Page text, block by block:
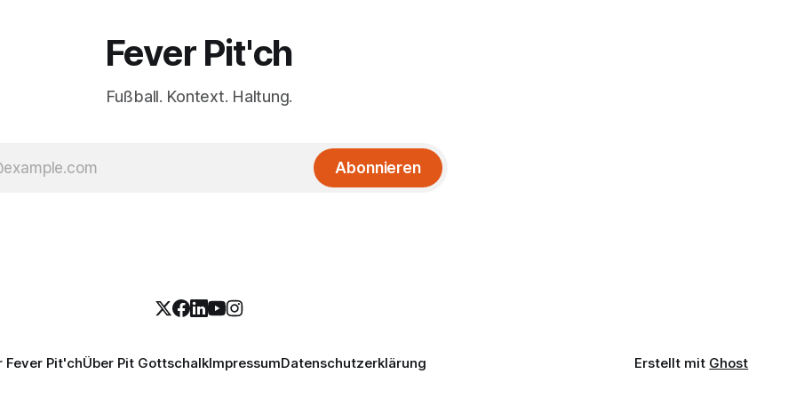
Fever Pit'ch
Fußball. Kontext. Haltung.
Abonnieren
Fever Pit'chÜber Pit GottschalkImpressumDatenschutzerklärung Erstellt mit Ghost